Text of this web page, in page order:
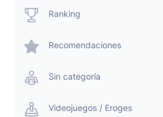
Ranking
Recomendaciones
Sin categoría
Videojuegos / Eroges